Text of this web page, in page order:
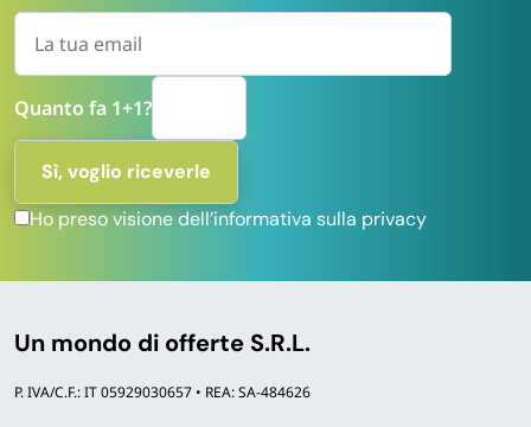
Quanto fa 1+1?
Ho preso visione dell’informativa sulla privacy
Un mondo di offerte S.R.L.
P. IVA/C.F.: IT 05929030657 • REA: SA-484626